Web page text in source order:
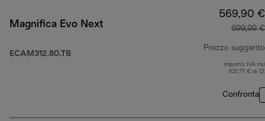
Magnifica Evo Next
ECAM312.80.TB
569,90 €
699,99 €
Prezzo suggerito
Importo IVA
102,77 € di
Confronta